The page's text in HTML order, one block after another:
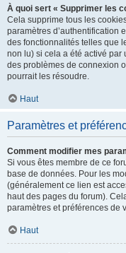
À quoi sert « Supprimer les
Cela supprime tous les
paramètres d’authentification
des fonctionnalités telles que
non lu) si cela a été activé par
des problèmes de connexion
pourrait les résoudre.
Haut
Paramètres et
Comment modifier mes
Si vous êtes membre de ce
base de données. Pour les
(généralement ce lien est
haut des pages du forum).
paramètres et préférences de
Haut